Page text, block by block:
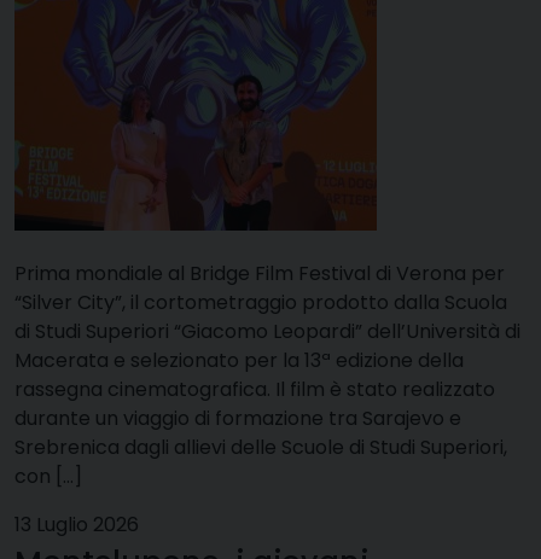
Prima mondiale al Bridge Film Festival di Verona per
“Silver City”, il cortometraggio prodotto dalla Scuola
di Studi Superiori “Giacomo Leopardi” dell’Università di
Macerata e selezionato per la 13ª edizione della
rassegna cinematografica. Il film è stato realizzato
durante un viaggio di formazione tra Sarajevo e
Srebrenica dagli allievi delle Scuole di Studi Superiori,
con […]
13 Luglio 2026